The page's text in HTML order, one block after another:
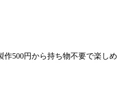
作500円から持ち物不要で楽しめ